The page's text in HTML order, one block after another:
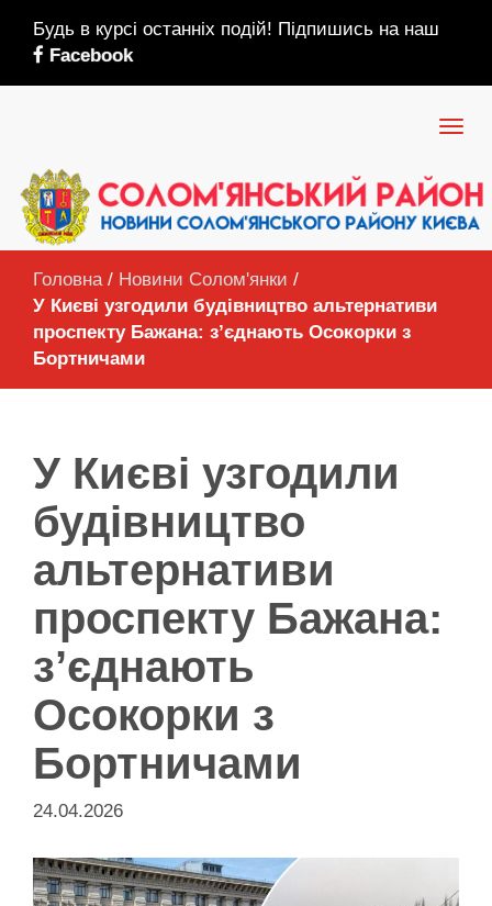
Будь в курсі останніх подій! Підпишись на наш
Facebook
Головна / Новини Солом'янки /
У Києві узгодили будівництво альтернативи
проспекту Бажана: з’єднають Осокорки з
Бортничами
У Києві узгодили
будівництво
альтернативи
проспекту Бажана:
з’єднають
Осокорки з
Бортничами
24.04.2026